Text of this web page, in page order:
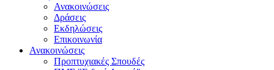
Ανακοινώσεις
Δράσεις
Εκδηλώσεις
Επικοινωνία
Ανακοινώσεις
Προπτυχιακές Σπουδές